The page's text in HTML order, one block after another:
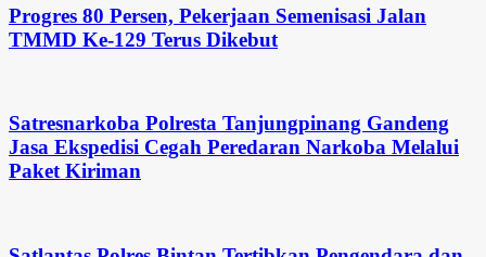
Progres 80 Persen, Pekerjaan Semenisasi Jalan
TMMD Ke-129 Terus Dikebut
Satresnarkoba Polresta Tanjungpinang Gandeng
Jasa Ekspedisi Cegah Peredaran Narkoba Melalui
Paket Kiriman